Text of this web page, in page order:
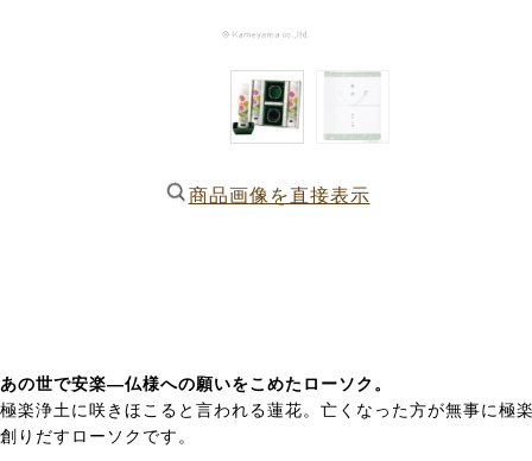
商品画像を直接表示
あの世で安楽―仏様への願いをこめたローソク。
極楽浄土に咲きほこると言われる蓮花。亡くなった方が無事に
創りだすローソクです。